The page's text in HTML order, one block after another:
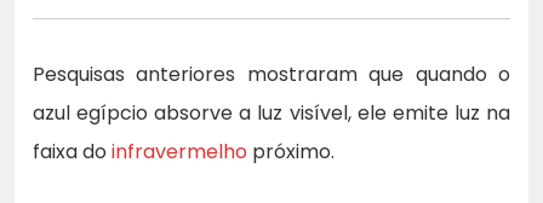
Pesquisas anteriores mostraram que quando o
azul egípcio absorve a luz visível, ele emite luz na
faixa do infravermelho próximo.